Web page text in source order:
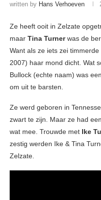
written by Hans Verhoeven
Ze heeft ooit in Zelzate
maar Tina Turnerwas de
Want als ze iets zei
2007) haar mond dicht. Wat
Bullock (echte naam) was
om uit te barsten.
Ze werd geboren in
zwart te zijn. Maar ze had
wat mee. Trouwde met Ike
zestig werden Ike & Tina
Zelzate.